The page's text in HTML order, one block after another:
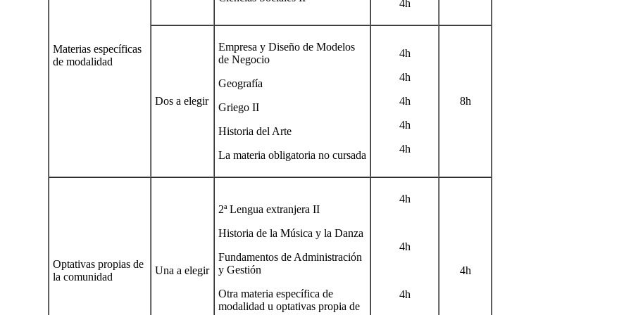
Materias específicas
de modalidad
4h
Dos a elegir
Empresa y Diseño de Modelos
de Negocio
Geografía
Griego II
Historia del Arte
La materia obligatoria no cursada
4h
4h
4h
4h
4h
8h
Optativas propias de
la comunidad
Una a elegir
2ª Lengua extranjera II
Historia de la Música y la Danza
Fundamentos de Administración
y Gestión
Otra materia específica de
modalidad u optativas propia de
4h
4h
4h
4h